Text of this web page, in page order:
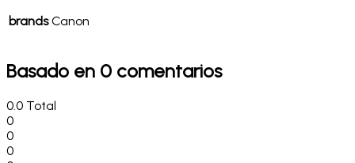
brands Canon
Basado en 0 comentarios
0.0 Total
0
0
0